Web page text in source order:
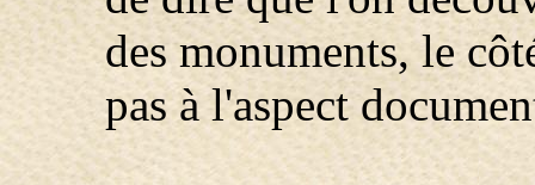
des monuments, le
pas à l'aspect